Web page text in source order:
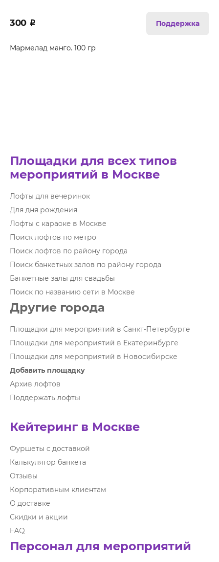
300 ₽ Поддержка
Мармелад манго. 100 гр
Площадки для всех типов
мероприятий в Москве
Лофты для вечеринок
Для дня рождения
Лофты с караоке в Москве
Поиск лофтов по метро
Поиск лофтов по району города
Поиск банкетных залов по району города
Банкетные залы для свадьбы
Поиск по названию сети в Москве
Другие города
Площадки для мероприятий в Санкт-Петербурге
Площадки для мероприятий в Екатеринбурге
Площадки для мероприятий в Новосибирске
Добавить площадку
Архив лофтов
Поддержать лофты
Кейтеринг в Москве
Фуршеты с доставкой
Калькулятор банкета
Отзывы
Корпоративным клиентам
О доставке
Скидки и акции
FAQ
Персонал для мероприятий